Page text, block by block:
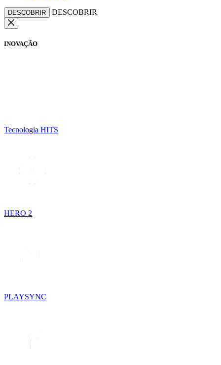
DESCOBRIR DESCOBRIR
INOVAÇÃO
Tecnologia HITS
HERO 2
PLAYSYNC